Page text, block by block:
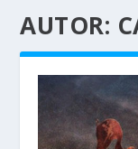
AUTOR: